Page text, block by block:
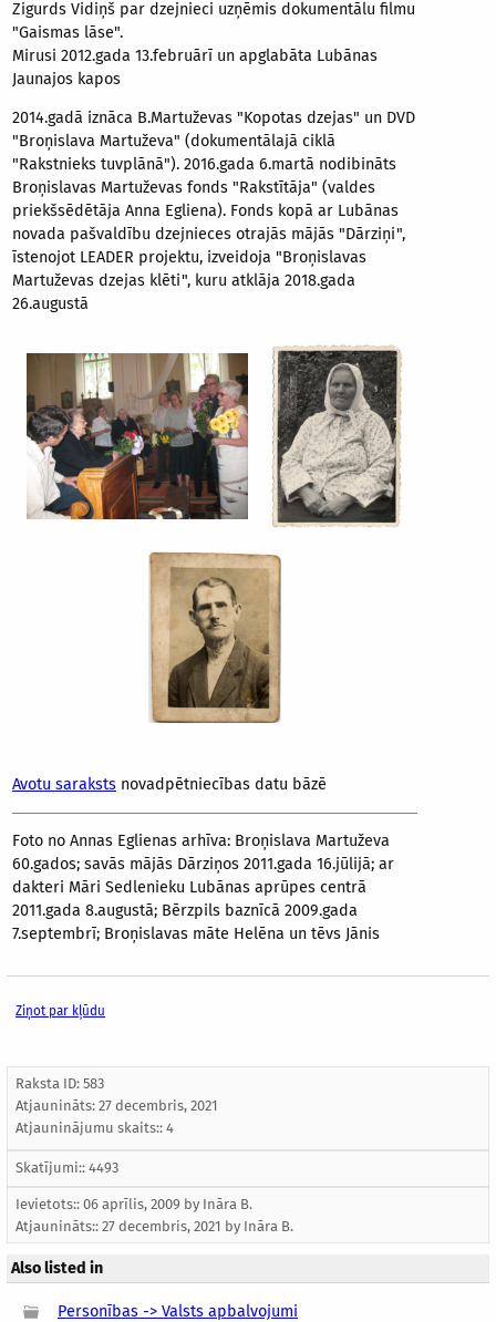
Zigurds Vidiņš par dzejnieci uzņēmis dokumentālu filmu
"Gaismas lāse".
Mirusi 2012.gada 13.februārī un apglabāta Lubānas
Jaunajos kapos
2014.gadā iznāca B.Martuževas "Kopotas dzejas" un DVD
"Broņislava Martuževa" (dokumentālajā ciklā
"Rakstnieks tuvplānā"). 2016.gada 6.martā nodibināts
Broņislavas Martuževas fonds "Rakstītāja" (valdes
priekšsēdētāja Anna Egliena). Fonds kopā ar Lubānas
novada pašvaldību dzejnieces otrajās mājās "Dārziņi",
īstenojot LEADER projektu, izveidoja "Broņislavas
Martuževas dzejas klēti", kuru atklāja 2018.gada
26.augustā
Avotu saraksts novadpētniecības datu bāzē
Foto no Annas Eglienas arhīva: Broņislava Martuževa
60.gados; savās mājās Dārziņos 2011.gada 16.jūlijā; ar
dakteri Māri Sedlenieku Lubānas aprūpes centrā
2011.gada 8.augustā; Bērzpils baznīcā 2009.gada
7.septembrī; Broņislavas māte Helēna un tēvs Jānis
Ziņot par kļūdu
Raksta ID: 583
Atjaunināts: 27 decembris, 2021
Atjauninājumu skaits:: 4
Skatījumi:: 4493
Ievietots:: 06 aprīlis, 2009 by Ināra B.
Atjaunināts:: 27 decembris, 2021 by Ināra B.
Also listed in
Personības -> Valsts apbalvojumi